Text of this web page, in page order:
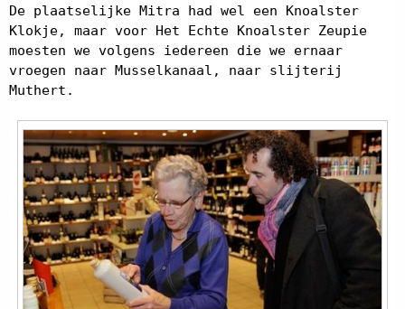
De plaatselijke Mitra had wel een Knoalster
Klokje, maar voor Het Echte Knoalster Zeupie
moesten we volgens iedereen die we ernaar
vroegen naar Musselkanaal, naar slijterij
Muthert.